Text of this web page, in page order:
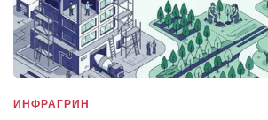
ИНФРАГРИН